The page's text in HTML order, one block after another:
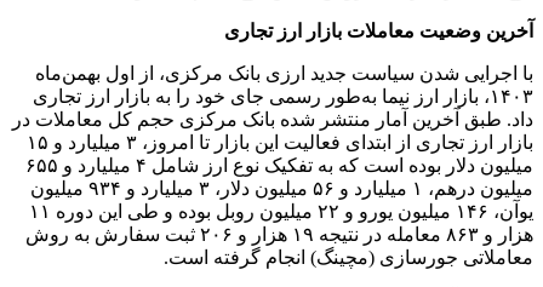
آخرین وضعیت معاملات بازار ارز تجاری
با اجرایی شدن سیاست جدید ارزی بانک مرکزی، از اول بهمن‌ماه
۱۴۰۳، بازار ارز نیما به‌طور رسمی جای خود را به بازار ارز تجاری
داد. طبق آخرین آمار منتشر شده بانک مرکزی حجم کل معاملات در
بازار ارز تجاری از ابتدای فعالیت این بازار تا امروز، ۳ میلیارد و ۱۵
میلیون دلار بوده است که به تفکیک نوع ارز شامل ۴ میلیارد و ۶۵۵
میلیون درهم، ۱ میلیارد و ۵۶ میلیون دلار، ۳ میلیارد و ۹۳۴ میلیون
یوآن، ۱۴۶ میلیون یورو و ۲۲ میلیون روبل بوده و طی این دوره ۱۱
هزار و ۸۶۳ معامله در نتیجه ۱۹ هزار و ۲۰۶ ثبت سفارش به روش
معاملاتی جورسازی (مچینگ) انجام گرفته است.